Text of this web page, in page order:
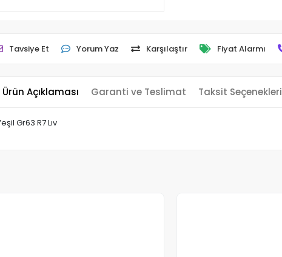
Tavsiye Et Yorum Yaz Karşılaştır Fiyat Alarmı
Ürün Açıklaması Garanti ve Teslimat Taksit Seçenekleri
Gr63 R7 Lıv